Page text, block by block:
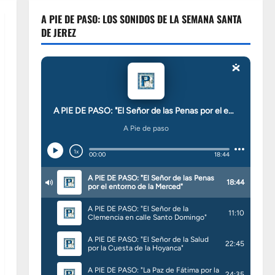
A PIE DE PASO: LOS SONIDOS DE LA SEMANA SANTA
DE JEREZ